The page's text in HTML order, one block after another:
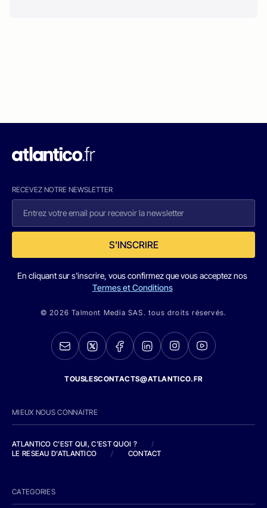
RECEVEZ NOTRE NEWSLETTER
S'INSCRIRE
En cliquant sur s'inscrire, vous confirmez que vous acceptez nos
Termes et Conditions
© 2026 Talmont Media SAS. tous droits réservés.
TOUSLESCONTACTS@ATLANTICO.FR
MIEUX NOUS CONNAITRE
ATLANTICO C'EST QUI, C'EST QUOI ?
/
LE RESEAU D'ATLANTICO
/ CONTACT
CATEGORIES